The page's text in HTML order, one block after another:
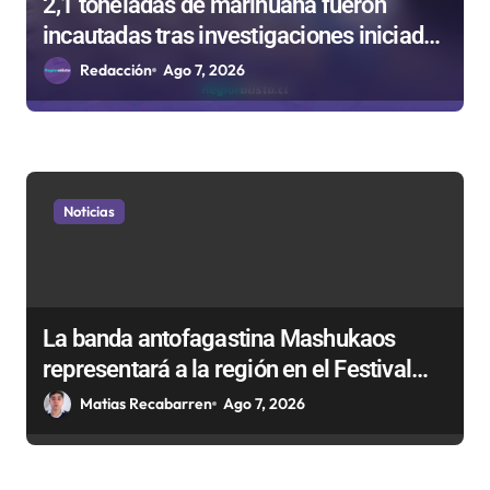
d
s
incautadas tras investigaciones iniciadas
en Antofagasta
Redacción Ago 7, 2026
Noticias
La banda antofagastina Mashukaos
representará a la región en el Festival
Rockódromo de Valparaíso
Matias Recabarren Ago 7, 2026